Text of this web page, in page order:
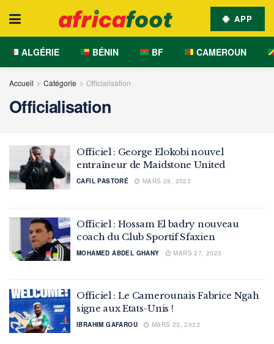
APP
ALGÉRIE BÉNIN BF CAMEROUN
Accueil Catégorie Officialisation
Officialisation
Officiel : George Elokobi nouvel
entraîneur de Maidstone United
CAFIL PASTORÉ MARS 28, 2023
Officiel : Hossam El badry nouveau
coach du Club Sportif Sfaxien
MOHAMED ABDEL GHANY MARS 27, 2023
Officiel : Le Camerounais Fabrice Ngah
signe aux Etats-Unis !
IBRAHIM GAFAROU MARS 23, 2023